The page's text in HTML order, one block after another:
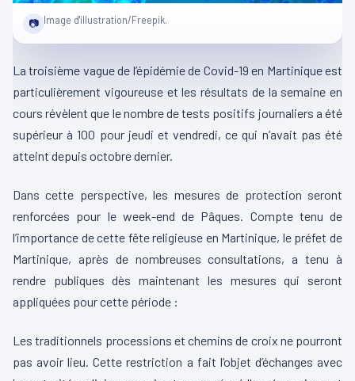
📷 Image d'illustration/Freepik.
La troisième vague de l’épidémie de Covid-19 en Martinique est
particulièrement vigoureuse et les résultats de la semaine en
cours révèlent que le nombre de tests positifs journaliers a été
supérieur à 100 pour jeudi et vendredi, ce qui n’avait pas été
atteint depuis octobre dernier.
Dans cette perspective, les mesures de protection seront
renforcées pour le week-end de Pâques. Compte tenu de
l’importance de cette fête religieuse en Martinique, le préfet de
Martinique, après de nombreuses consultations, a tenu à
rendre publiques dès maintenant les mesures qui seront
appliquées pour cette période :
Les traditionnels processions et chemins de croix ne pourront
pas avoir lieu. Cette restriction a fait l’objet d’échanges avec